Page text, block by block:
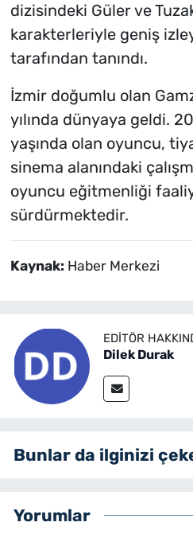
dizisindeki Güler ve
karakterleriyle geniş
tarafından tanındı.
İzmir doğumlu olan
yılında dünyaya geldi.
yaşında olan oyuncu,
sinema alanındaki
oyuncu eğitmenliği
sürdürmektedir.
Kaynak: Haber Merkezi
EDITÖR
Dilek Durak
Bunlar da ilginizi
Yorumlar